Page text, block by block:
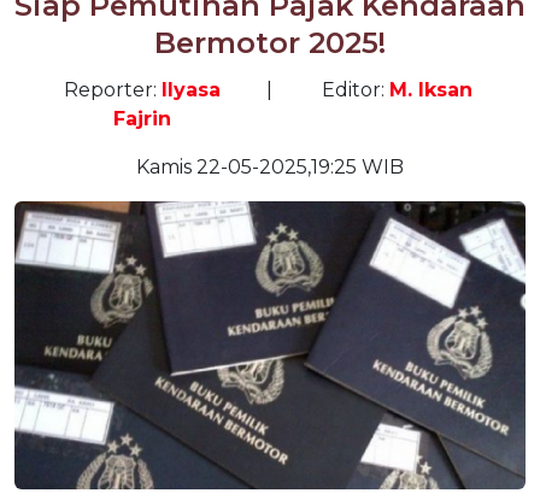
Bermotor 2025!
Reporter: Ilyasa
Fajrin
Editor: M. Iksan
Kamis 22-05-2025,19:25 WIB